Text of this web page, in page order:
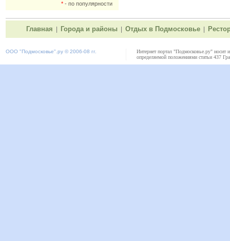
*- по популярности
Главная Города и районы Отдых в Подмосковье
ООО "Подмосковье" .ру © 2006-08 гг.
Интернет портал "Подмосковье.ру" носит
определяемой положениями статьи 437